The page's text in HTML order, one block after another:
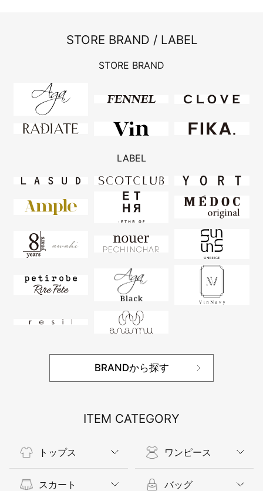
STORE BRAND / LABEL
STORE BRAND
LABEL
BRANDから探す
ITEM CATEGORY
トップス
スカート
ワンピース
バッグ